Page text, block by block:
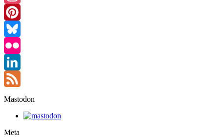
Instagram
Pinterest
Bluesky
Flickr
LinkedIn
Feed
Mastodon
Meta